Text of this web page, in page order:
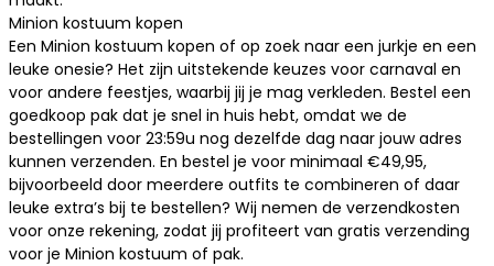
Minion kostuum kopen
Een Minion kostuum kopen of op zoek naar een jurkje en een
leuke onesie? Het zijn uitstekende keuzes voor carnaval en
voor andere feestjes, waarbij jij je mag verkleden. Bestel een
goedkoop pak dat je snel in huis hebt, omdat we de
bestellingen voor 23:59u nog dezelfde dag naar jouw adres
kunnen verzenden. En bestel je voor minimaal €49,95,
bijvoorbeeld door meerdere outfits te combineren of daar
leuke extra’s bij te bestellen? Wij nemen de verzendkosten
voor onze rekening, zodat jij profiteert van gratis verzending
voor je Minion kostuum of pak.